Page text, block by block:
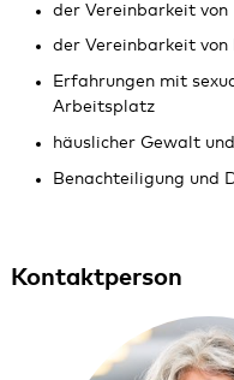
der Vereinbarkeit
der Vereinbarkeit von
Erfahrungen mit
Arbeitsplatz
häuslicher Gewalt
Benachteiligung und
Kontaktperson